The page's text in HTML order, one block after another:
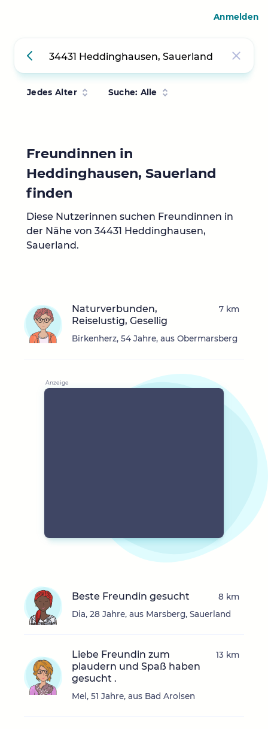
Jedes Alter Suche: Alle
Freundinnen in
Heddinghausen, Sauerland
finden
Diese Nutzerinnen suchen Freundinnen in
der Nähe von 34431 Heddinghausen,
Sauerland.
Naturverbunden,
Reiselustig, Gesellig
Birkenherz, 54 Jahre, aus Obermarsberg
7 km
Beste Freundin gesucht
Dia, 28 Jahre, aus Marsberg, Sauerland
8 km
Liebe Freundin zum
plaudern und Spaß haben
gesucht .
Mel, 51 Jahre, aus Bad Arolsen
13 km
Anmelden